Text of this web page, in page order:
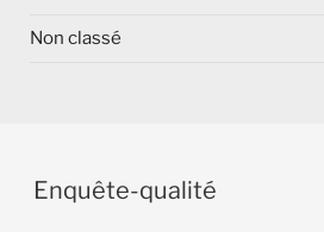
Non classé
Enquête-qualité